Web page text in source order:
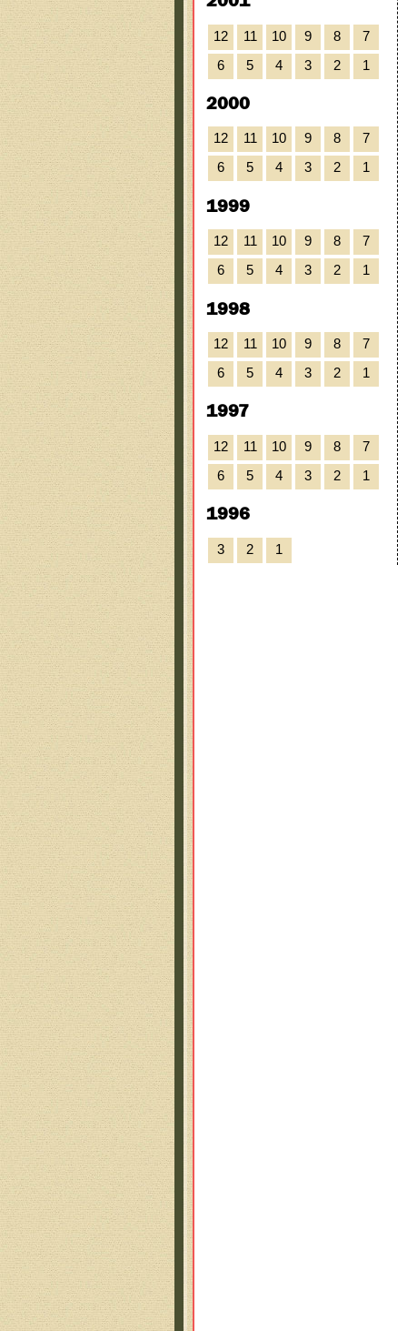
12 11 10 9 8
7
6
5 4 3 2 1
2000
12 11 10 9 8
7
6
5 4 3 2 1
1999
12 11 10 9 8
7
6
5 4 3 2 1
1998
12 11 10 9 8
7
6
5 4 3 2 1
1997
12 11 10 9 8
7
6
5 4 3 2 1
1996
3 2 1